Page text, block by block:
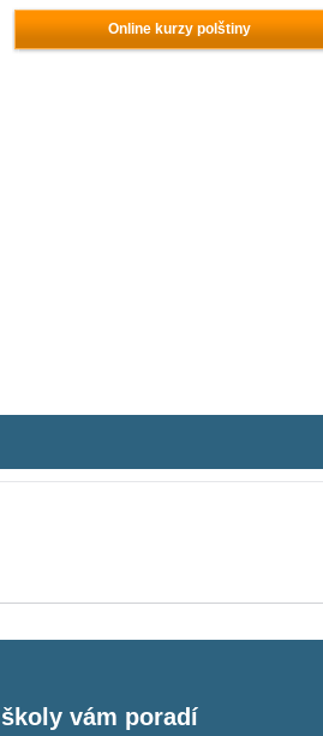
Online kurzy polštiny
vám poradí